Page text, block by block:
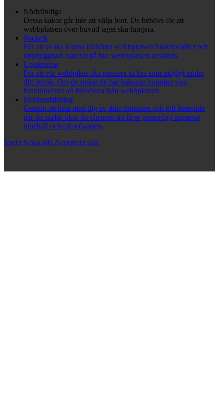
Nödvändiga
Dessa kakor går inte att välja bort. De behövs för att
webbplatsen över huvud taget ska fungera.
Statistik
För att vi ska kunna förbättra webbplatsen funktionalitet och
uppbyggnad, baserat på hur webbplatsen används.
Upplevelse
För att vår webbplats ska prestera så bra som möjligt under
ditt besök. Om du nekar de här kakorna kommer viss
funktionalitet att försvinna från webbplatsen.
Marknadsföring
Genom att dela med dig av dina intressen och ditt beteende
när du surfar ökar du chansen att få se personligt anpassat
innehåll och erbjudanden.
Spara Neka allaAcceptera alla